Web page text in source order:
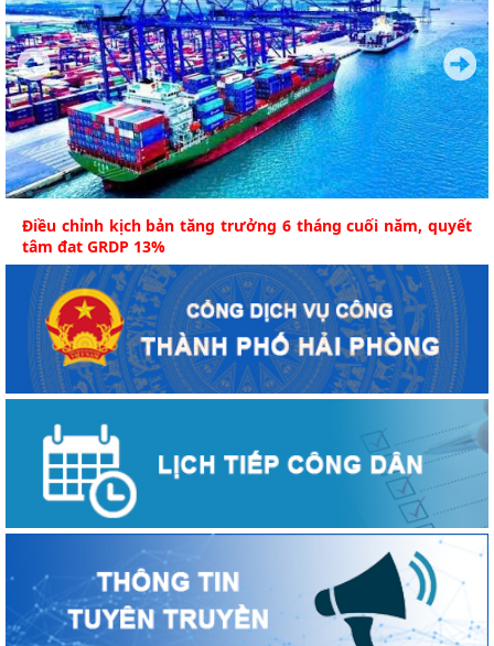
Điều chỉnh kịch bản tăng trưởng 6 tháng cuối năm, quyết
tâm đạt GRDP 13%